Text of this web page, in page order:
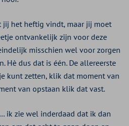
jij het heftig vindt, maar jij moet
ontvankelijk zijn voor deze
misschien wel voor zorgen
Hè dus dat is één. De allereerste
kunt zetten, klik dat moment van
van opstaan klik dat vast.
ik zie wel inderdaad dat ik dan